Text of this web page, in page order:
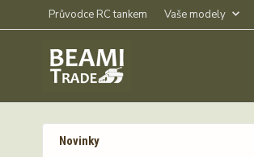
Průvodce RC tankem Vaše modely
Novinky